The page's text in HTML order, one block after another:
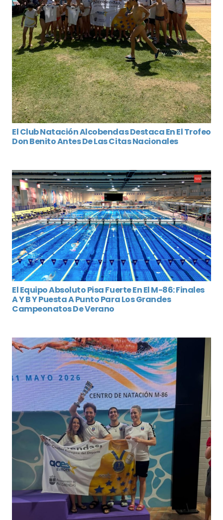
El Club Natación Alcobendas Destaca En El Trofeo
Don Benito Antes De Las Citas Nacionales
El Equipo Absoluto Pisa Fuerte En El M-86: Finales
A Y B Y Puesta A Punto Para Los Grandes
Campeonatos De Verano